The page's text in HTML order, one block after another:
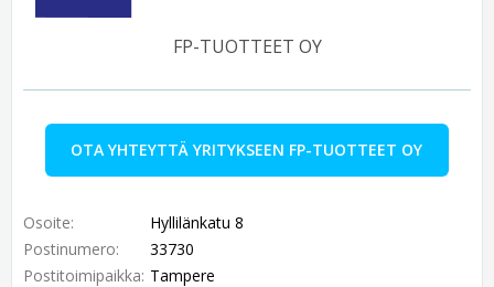
FP-TUOTTEET OY
OTA YHTEYTTÄ YRITYKSEEN FP-TUOTTEET OY
Osoite:
Hyllilänkatu 8
Postinumero:
33730
Postitoimipaikka: Tampere